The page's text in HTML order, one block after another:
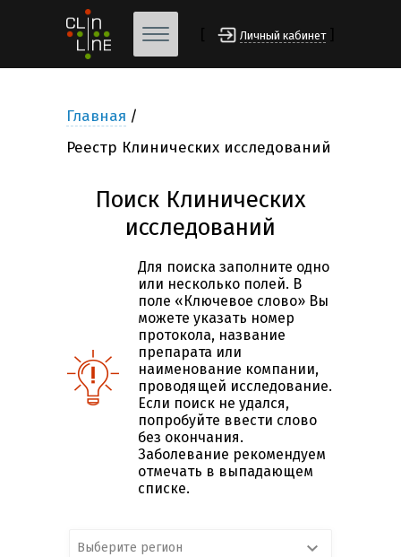
Личный кабинет
Главная
Реестр Клинических исследований
Поиск Клинических
исследований
Для поиска заполните одно
или несколько полей. В
поле «Ключевое слово» Вы
можете указать номер
протокола, название
препарата или
наименование компании,
проводящей исследование.
Если поиск не удался,
попробуйте ввести слово
без окончания.
Заболевание рекомендуем
отмечать в выпадающем
списке.
Выберите регион